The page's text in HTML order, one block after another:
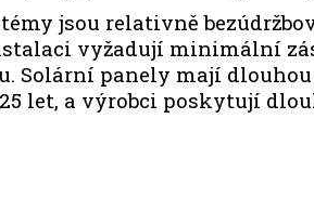
jsou relativně
vyžadují minimální
Solární panely mají
let, a výrobci poskytují